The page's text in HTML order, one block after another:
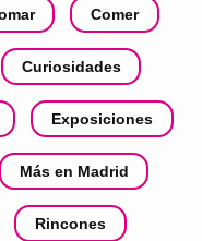
Comer
Curiosidades
Exposiciones
Más en Madrid
Rincones